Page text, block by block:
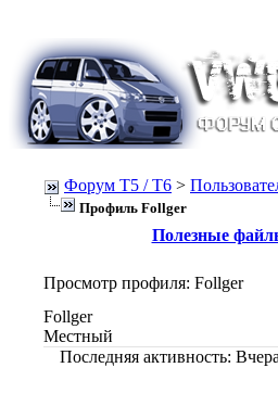
Форум Т5 / T6 >
Профиль Follger
Полезные
Просмотр профиля: Follger
Follger
Местный
Последняя активность: Вчера